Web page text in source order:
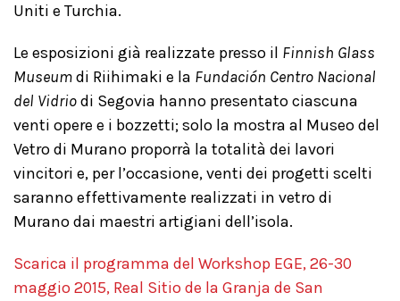
Uniti e Turchia.
Le esposizioni già realizzate presso il Finnish Glass
Museumdi Riihimaki e la Fundación Centro Nacional
del Vidriodi Segovia hanno presentato ciascuna
venti opere e i bozzetti; solo la mostra al Museo del
Vetro di Murano proporrà la totalità dei lavori
vincitori e, per l’occasione, venti dei progetti scelti
saranno effettivamente realizzati in vetro di
Murano dai maestri artigiani dell’isola.
Scarica il programma del Workshop EGE, 26-30
maggio 2015, Real Sitio de la Granja de San